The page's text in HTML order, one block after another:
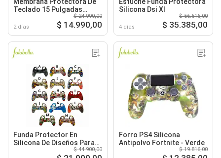
Teclado 15 Pulgadas
2 días
$ 24.990,00
$ 14.990,00
Silicona Dsi Xl
4 días
$ 56.616,00
$ 35.385,00
Funda Protector En
Silicona De Diseños Para
$ 44.900,00
Forro PS4 Silicona
Antipolvo Fortnite - Verde
$ 19.816,00